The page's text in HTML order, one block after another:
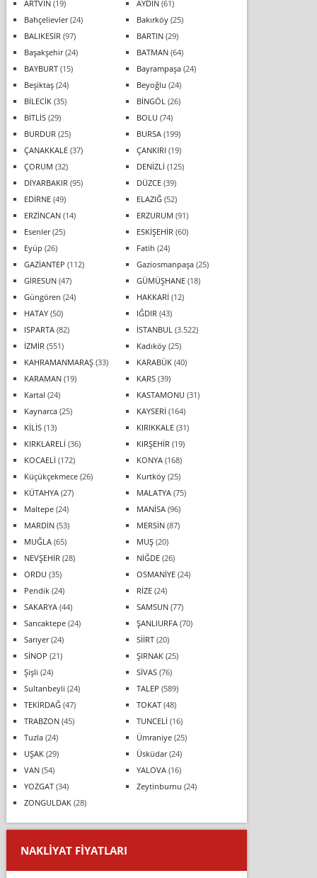
ARTVİN(19) AYDIN(61)
Bahçelievler(24) Bakırköy(25)
BALIKESİR (97) BARTIN(29)
Başakşehir(24) BATMAN(64)
BAYBURT(15) Bayrampaşa(24)
Beşiktaş(24) Beyoğlu (24)
BİLECİK(35) BİNGÖL (26)
BİTLİS(29) BOLU (74)
BURDUR (25) BURSA(199)
ÇANAKKALE(37) ÇANKIRI (19)
ÇORUM (32) DENİZLİ (125)
DİYARBAKIR (95) DÜZCE(39)
EDİRNE(49) ELAZIĞ(52)
ERZİNCAN(14) ERZURUM (91)
Esenler(25) ESKİŞEHİR (60)
Eyüp (26) Fatih (24)
GAZİANTEP (112) Gaziosmanpaşa(25)
GİRESUN(47) GÜMÜŞHANE(18)
Güngören (24) HAKKARİ (12)
HATAY(50) IĞDIR (43)
ISPARTA(82) İSTANBUL (3.522)
İZMİR (551) Kadıköy(25)
KAHRAMANMARAŞ(33) KARABÜK(40)
KARAMAN(19) KARS(39)
Kartal (24) KASTAMONU (31)
Kaynarca(25) KAYSERİ (164)
KİLİS(13) KIRIKKALE(31)
KIRKLARELİ (36) KIRŞEHİR (19)
KOCAELİ (172) KONYA(168)
Küçükçekmece(26) Kurtköy(25)
KÜTAHYA(27) MALATYA(75)
Maltepe(24) MANİSA(96)
MARDİN(53) MERSİN(87)
MUĞLA(65) MUŞ(20)
NEVŞEHİR (28) NİĞDE(26)
ORDU (35) OSMANİYE(24)
Pendik(24) RİZE(24)
SAKARYA(44) SAMSUN(77)
Sancaktepe(24) ŞANLIURFA(70)
Sarıyer(24) SİİRT(20)
SİNOP (21) ŞIRNAK(25)
Şişli (24) SİVAS(76)
Sultanbeyli (24) TALEP (589)
TEKİRDAĞ(47) TOKAT(48)
TRABZON(45) TUNCELİ (16)
Tuzla(24) Ümraniye(25)
UŞAK(29) Üsküdar(24)
VAN(54) YALOVA(16)
YOZGAT(34) Zeytinburnu (24)
ZONGULDAK(28)
NAKLIYAT FIYATLARI